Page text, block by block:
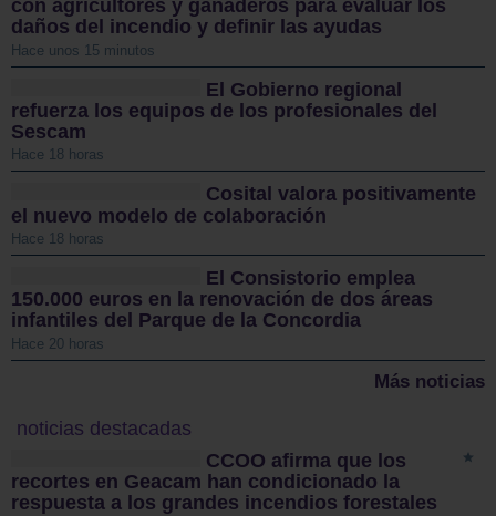
con agricultores y ganaderos para evaluar los
daños del incendio y definir las ayudas
Hace unos 15 minutos
El Gobierno regional
refuerza los equipos de los profesionales del
Sescam
Hace 18 horas
Cosital valora positivamente
el nuevo modelo de colaboración
Hace 18 horas
El Consistorio emplea
150.000 euros en la renovación de dos áreas
infantiles del Parque de la Concordia
Hace 20 horas
Más noticias
noticias destacadas
CCOO afirma que los
recortes en Geacam han condicionado la
respuesta a los grandes incendios forestales